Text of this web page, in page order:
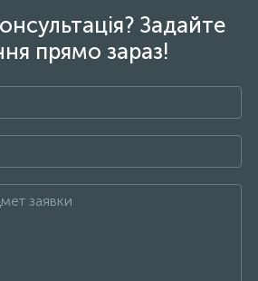
Задайте
прямо зараз!